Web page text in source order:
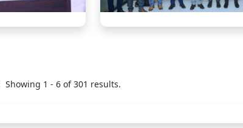
Showing 1 - 6 of 301 results.